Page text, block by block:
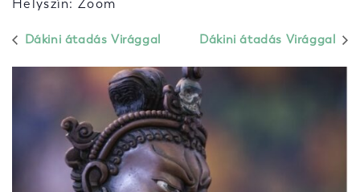
Helyszín: Zoom
Dákini átadás Virággal Dákini átadás Virággal